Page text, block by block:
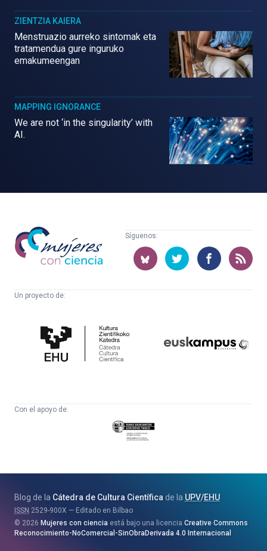
ZIENTZIA KAIERA
Menstruazio aurreko sintomak eta
tratamendua gure inguruko
emakumeengan
MAPPING IGNORANCE
We are not ‘in the singularity’ with
AI.
Mujeres
con
ciencia
Síguenos:
Un proyecto de:
Cultura
Científica
Con el apoyo de:
Eusko
Jaurlaritza
eta
Berrikuntza
Saila
Blog de la Cátedra de Cultura Científica de la UPV/EHU
ISSN 2529-900X
Editado en Bilbao
2026 Mujeres con ciencia está bajo una licencia Creative Commons
Reconocimiento-NoComercial-SinObraDerivada 4.0 Internacional